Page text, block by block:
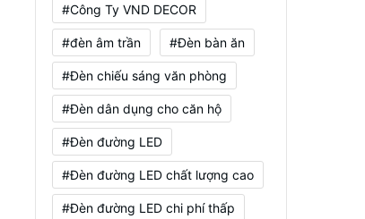
#Công Ty VND DECOR
#đèn âm trần #Đèn bàn ăn
#Đèn chiếu sáng văn phòng
#Đèn dân dụng cho căn hộ
#Đèn đường LED
#Đèn đường LED chất lượng cao
#Đèn đường LED chi phí thấp